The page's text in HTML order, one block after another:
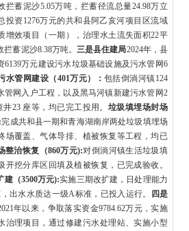
拦蓄泥沙5.05万吨，拦蓄径流总量24.98万立
投资1276万元的共和县阿乙亥河项目区流域
增效项目（一期），治理水土流失面积22平
拦蓄泥沙8.38万吨。三是县住建局2024年，县
6139万元建设污水垃圾基础设施及污水管网6
水管网建设 （401万元）： 包括倒淌河镇124
管网入户工程，以及黑马河镇新建污水管网2
井23 座等，均已完工投用。 垃圾填埋场封场
完成共和县一期和青海湖南岸两处垃圾填埋场
场覆盖、气体导排、植被恢复等工程，均已
整治恢复 （860万元):对倒淌河镇生活垃圾填
开挖分库区回填及植被恢复，已完成验收。
建（3500万元):实施三期改扩建，日处理能力
出水水质达一级A标准，已投入运行。
四是
年以来，争取落实资金9784.62万元，实施
治理项目，通过修建污水处理站、实施小型